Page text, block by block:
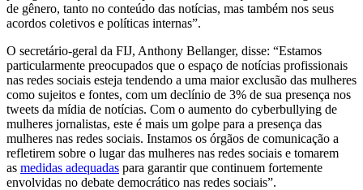
de gênero, tanto no conteúdo das notícias, mas também nos seus
acordos coletivos e políticas internas”.
O secretário-geral da FIJ, Anthony Bellanger, disse: “Estamos
particularmente preocupados que o espaço de notícias profissionais
nas redes sociais esteja tendendo a uma maior exclusão das mulheres
como sujeitos e fontes, com um declínio de 3% de sua presença nos
tweets da mídia de notícias. Com o aumento do cyberbullying de
mulheres jornalistas, este é mais um golpe para a presença das
mulheres nas redes sociais. Instamos os órgãos de comunicação a
refletirem sobre o lugar das mulheres nas redes sociais e tomarem
as medidas adequadas para garantir que continuem fortemente
envolvidas no debate democrático nas redes sociais”.